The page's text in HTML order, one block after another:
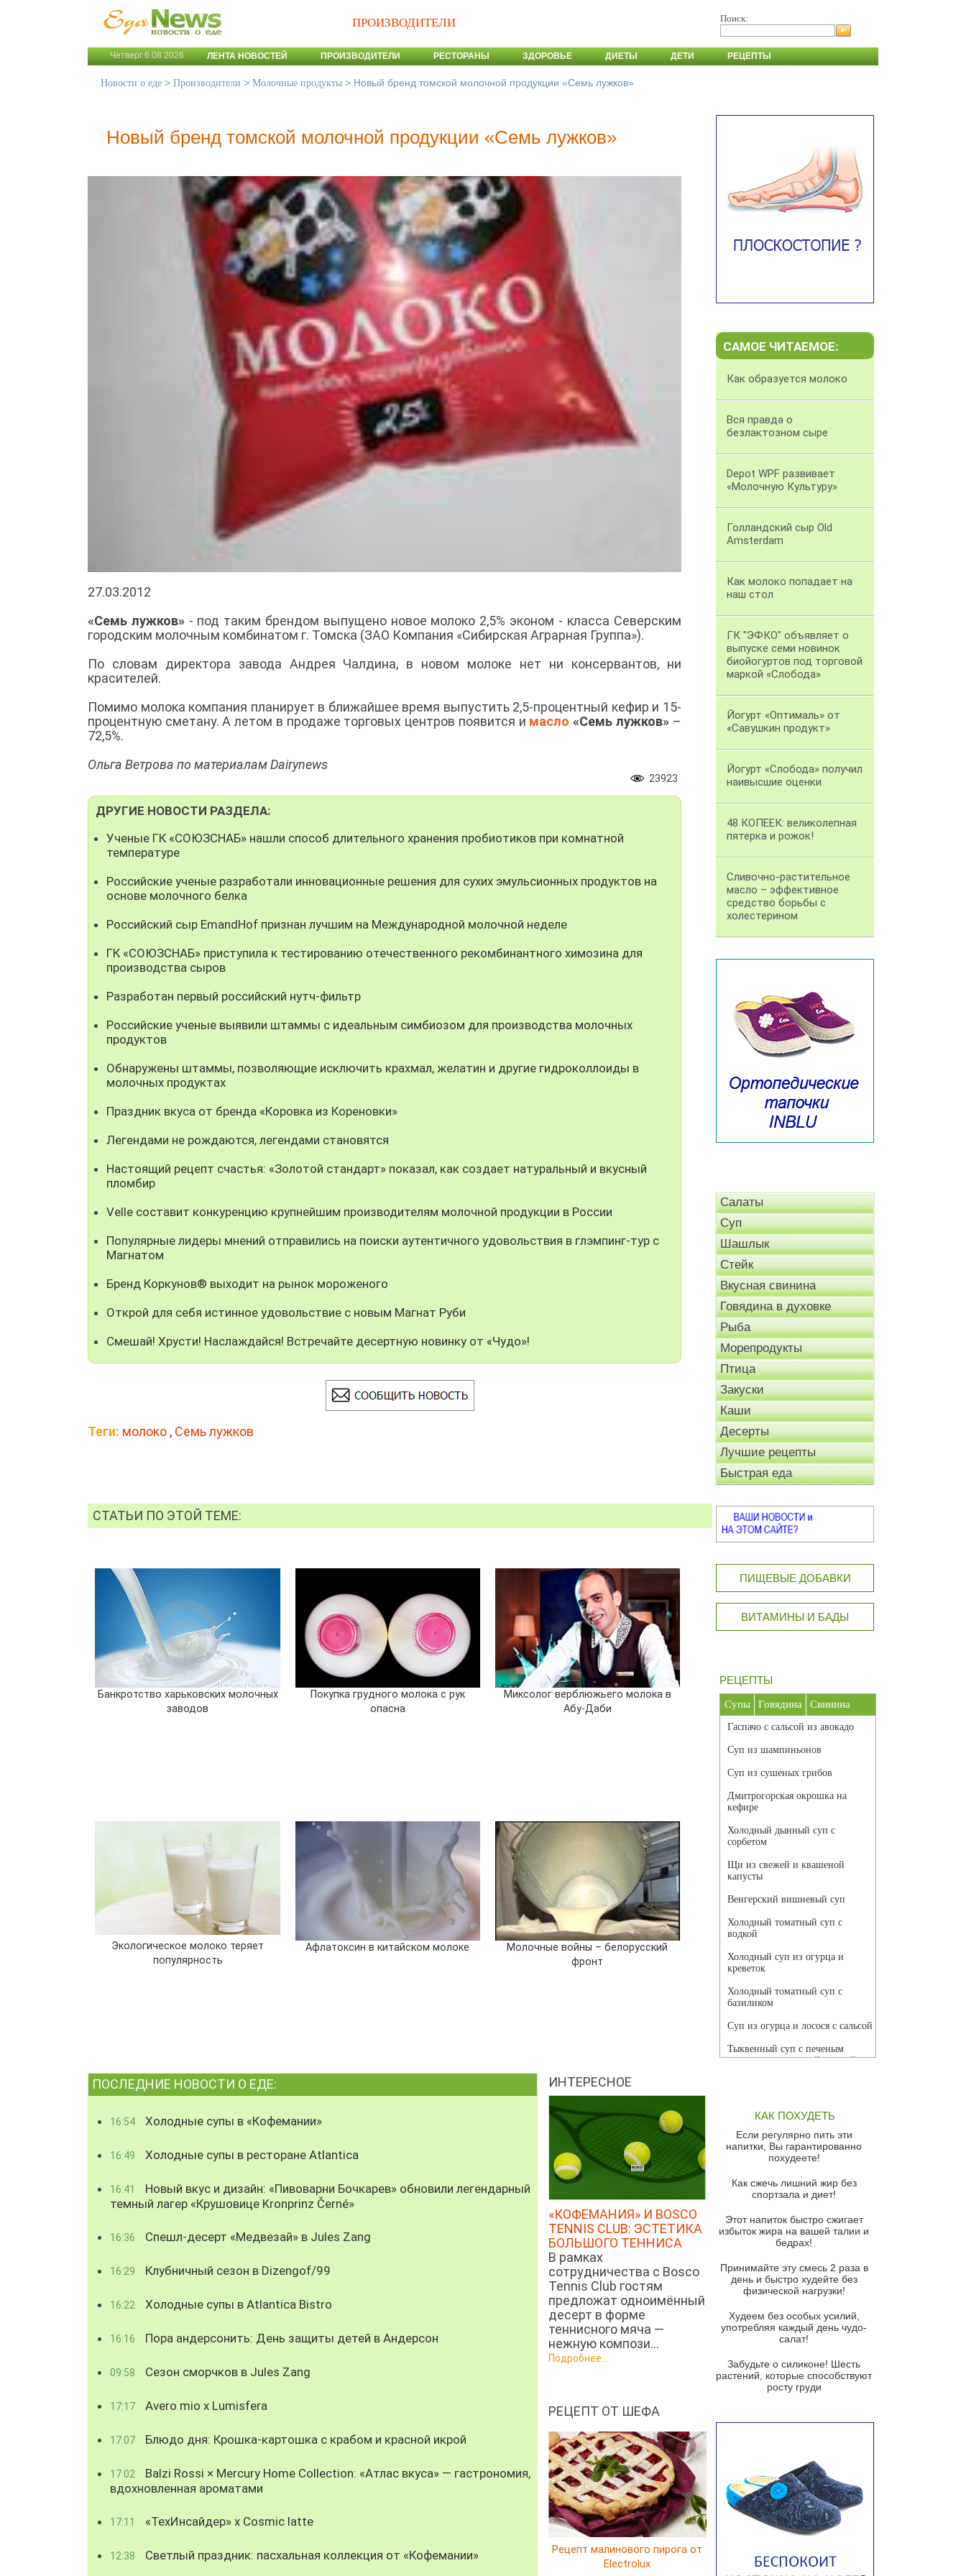
ПРОИЗВОДИТЕЛИ Поиск:
Четверг 6.08.2026 ЛЕНТА НОВОСТЕЙ ПРОИЗВОДИТЕЛИ РЕСТОРАНЫ ЗДОРОВЬЕ ДИЕТЫ ДЕТИ РЕЦЕПТЫ
Новости о еде > Производители > Молочные продукты > Новый бренд томской молочной продукции «Семь лужков»
Новый бренд томской молочной продукции «Семь лужков»
27.03.2012
«Семь лужков»- под таким брендом выпущено новое молоко 2,5% эконом - класса Северским
городским молочным комбинатом г. Томска (ЗАО Компания «Сибирская Аграрная Группа»).
По словам директора завода Андрея Чалдина, в новом молоке нет ни консервантов, ни
красителей.
Помимо молока компания планирует в ближайшее время выпустить 2,5-процентный кефир и 15-
процентную сметану. А летом в продаже торговых центров появится и масло «Семь лужков»–
72,5%.
Ольга Ветрова по материалам Dairynews
23923
ДРУГИЕ НОВОСТИ РАЗДЕЛА:
Ученые ГК «СОЮЗСНАБ» нашли способ длительного хранения пробиотиков при комнатной
температуре
Российские ученые разработали инновационные решения для сухих эмульсионных продуктов на
основе молочного белка
Российский сыр EmandHof признан лучшим на Международной молочной неделе
ГК «СОЮЗСНАБ» приступила к тестированию отечественного рекомбинантного химозина для
производства сыров
Разработан первый российский нутч-фильтр
Российские ученые выявили штаммы с идеальным симбиозом для производства молочных
продуктов
Обнаружены штаммы, позволяющие исключить крахмал, желатин и другие гидроколлоиды в
молочных продуктах
Праздник вкуса от бренда «Коровка из Кореновки»
Легендами не рождаются, легендами становятся
Настоящий рецепт счастья: «Золотой стандарт» показал, как создает натуральный и вкусный
пломбир
Velle составит конкуренцию крупнейшим производителям молочной продукции в России
Популярные лидеры мнений отправились на поиски аутентичного удовольствия в глэмпинг-тур с
Магнатом
Бренд Коркунов® выходит на рынок мороженого
Открой для себя истинное удовольствие с новым Магнат Руби
Смешай! Хрусти! Наслаждайся! Встречайте десертную новинку от «Чудо»!
Теги: молоко , Семь лужков
СТАТЬИ ПО ЭТОЙ ТЕМЕ:
Банкротство харьковских молочных
заводов
Покупка грудного молока с рук
опасна
Миксолог верблюжьего молока в
Абу-Даби
Экологическое молоко теряет
популярность
Афлатоксин в китайском молоке
Молочные войны – белорусский
фронт
ПОСЛЕДНИЕ НОВОСТИ О ЕДЕ:
16:54 Холодные супы в «Кофемании»
16:49 Холодные супы в ресторане Atlantica
16:41
Новый вкус и дизайн: «Пивоварни Бочкарев» обновили легендарный
темный лагер «Крушовице Kronprinz Černé»
16:36 Спешл-десерт «Медвезай» в Jules Zang
16:29 Клубничный сезон в Dizengof/99
16:22 Холодные супы в Atlantica Bistro
16:16 Пора андерсонить: День защиты детей в Андерсон
09:58 Сезон сморчков в Jules Zang
17:17 Avero mio x Lumisfera
17:07 Блюдо дня: Крошка-картошка с крабом и красной икрой
17:02
Balzi Rossi × Mercury Home Collection: «Атлас вкуса» — гастрономия,
вдохновленная ароматами
17:11 «ТехИнсайдер» х Cosmic latte
12:38 Светлый праздник: пасхальная коллекция от «Кофемании»
ИНТЕРЕСНОЕ
«КОФЕМАНИЯ» И BOSCO
TENNIS CLUB: ЭСТЕТИКА
БОЛЬШОГО ТЕННИСА
В рамках
сотрудничества с Bosco
Tennis Club гостям
предложат одноимённый
десерт в форме
теннисного мяча —
нежную компози...
Подробнее...
РЕЦЕПТ ОТ ШЕФА
Рецепт малинового пирога от
Electrolux
САМОЕ ЧИТАЕМОЕ:
Как образуется молоко
Вся правда о
безлактозном сыре
Depot WPF развивает
«Молочную Культуру»
Голландский сыр Old
Amsterdam
Как молоко попадает на
наш стол
ГК "ЭФКО" объявляет о
выпуске семи новинок
биойогуртов под торговой
маркой «Слобода»
Йогурт «Оптималь» от
«Савушкин продукт»
Йогурт «Слобода» получил
наивысшие оценки
48 КОПЕЕК: великолепная
пятерка и рожок!
Сливочно-растительное
масло – эффективное
средство борьбы с
холестерином
Салаты
Суп
Шашлык
Стейк
Вкусная свинина
Говядина в духовке
Рыба
Морепродукты
Птица
Закуски
Каши
Десерты
Лучшие рецепты
Быстрая еда
ПИЩЕВЫЕ ДОБАВКИ
ВИТАМИНЫ И БАДЫ
РЕЦЕПТЫ
Супы Говядина Свинина
Гаспачо с сальсой из авокадо
Суп из шампиньонов
Суп из сушеных грибов
Дмитрогорская окрошка на
кефире
Холодный дынный суп с
сорбетом
Щи из свежей и квашеной
капусты
Венгерский вишневый суп
Холодный томатный суп с
водкой
Холодный суп из огурца и
креветок
Холодный томатный суп с
базиликом
Суп из огурца и лосося с сальсой
Тыквенный суп с печеным
чесноком и томатной сальсой
красного перца
Парижский луковый суп
Суп из спаржи и горошка с
Суп-крем из цветной капусты
Французский луковый суп
Суп из баклажанов с моцареллой
Грибной крем-суп с кростини с
козьим сыром
Суп мисо с зеленым луком и
тофу
из рукколы
Португальский чесночный суп с
Ирландский картофельный суп
Суп из пастернака
Пряный морковный суп во время
зимних холодов
Американский суп из красной
КАК ПОХУДЕТЬ
Если регулярно пить эти
напитки, Вы гарантированно
похудеете!
Как сжечь лишний жир без
спортзала и диет!
Этот напиток быстро сжигает
избыток жира на вашей талии и
бедрах!
Принимайте эту смесь 2 раза в
день и быстро худейте без
физической нагрузки!
Худеем без особых усилий,
употребляя каждый день чудо-
салат!
Забудьте о силиконе! Шесть
растений, которые способствуют
росту груди